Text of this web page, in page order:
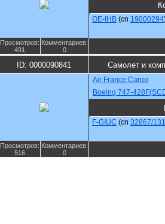
OE-IHB (cn 19000294
Просмотров:
491
Комментариев:
0
ID: 0000090841 Самолет и
Air France Cargo
Boeing 747-
F-GIUC (cn 32867/
Просмотров:
516
Комментариев:
0